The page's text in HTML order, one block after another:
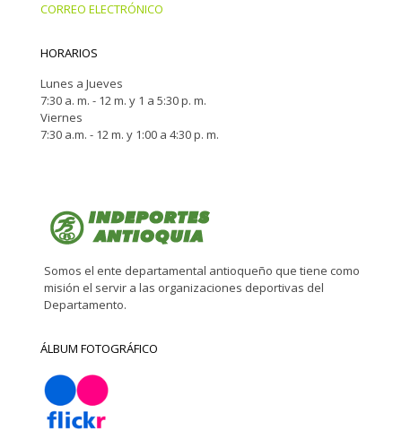
CORREO ELECTRÓNICO
HORARIOS
Lunes a Jueves
7:30 a. m. - 12 m. y 1 a 5:30 p. m.
Viernes
7:30 a.m. - 12 m. y 1:00 a 4:30 p. m.
Somos el ente departamental antioqueño que tiene como
misión el servir a las organizaciones deportivas del
Departamento.
ÁLBUM FOTOGRÁFICO